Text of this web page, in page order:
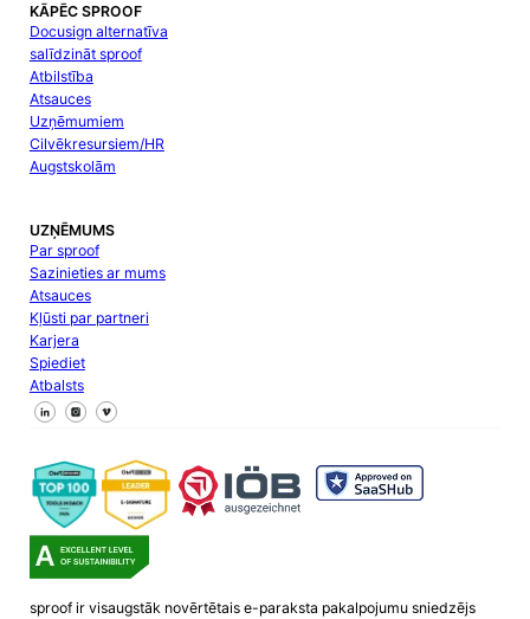
KĀPĒC SPROOF
Docusign alternatīva
salīdzināt sproof
Atbilstība
Atsauces
Uzņēmumiem
Cilvēkresursiem/HR
Augstskolām
UZŅĒMUMS
Par sproof
Sazinieties ar mums
Atsauces
Kļūsti par partneri
Karjera
Spiediet
Atbalsts
Sekojiet mums Facebook
Sekojiet mums X
Sekojiet mums LinkedIn
sproof ir visaugstāk novērtētais e-paraksta pakalpojumu sniedzējs